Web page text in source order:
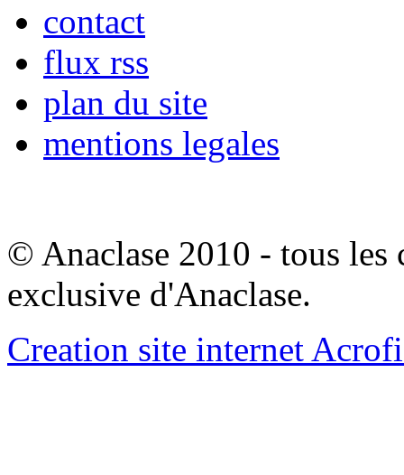
contact
flux rss
plan du site
mentions legales
© Anaclase 2010 - tous les
exclusive d'Anaclase.
Creation site internet